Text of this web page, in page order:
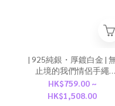
| 925純銀・厚鍍白金 |
止境的我們情侶手繩
（男款 /女款） | BR1602 |
HK$759.00 ~
HK$1,508.00